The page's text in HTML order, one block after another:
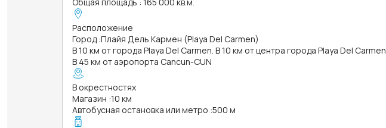
Расположение
Город :Плайя Дель Кармен (Playa Del Carmen)
В 10 км от города Playa Del Carmen. В 10 км от центра города Playa Del Carmen
В 45 км от аэропорта Cancun-CUN
В окрестностях
Магазин :10 км
Автобусная остановка или метро :500 м